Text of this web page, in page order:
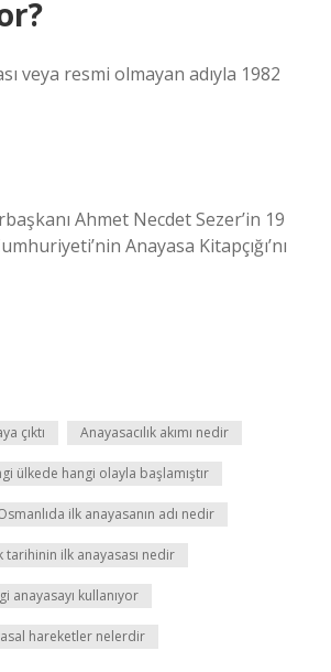
veya resmi olmayan adıyla 1982
Ahmet Necdet Sezer’in 19
Anayasa Kitapçığı’nı
çıktı Anayasacılık akımı nedir
ülkede hangi olayla başlamıştır
ilk anayasanın adı nedir
tarihinin ilk anayasası nedir
anayasayı kullanıyor
hareketler nelerdir